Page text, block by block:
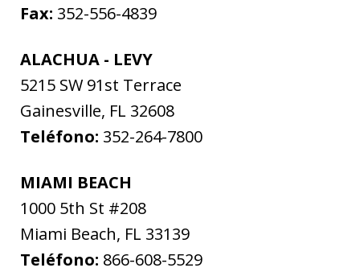
Fax: 352-556-4839
ALACHUA - LEVY
5215 SW 91st Terrace
Gainesville, FL 32608
Teléfono: 352-264-7800
MIAMI BEACH
1000 5th St #208
Miami Beach, FL 33139
Teléfono: 866-608-5529